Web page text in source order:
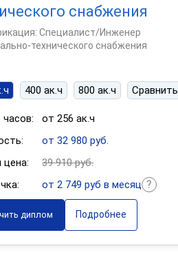
снабжения
Специалист/Инженер
технического снабжения
400 ак.ч 800 ак.ч Сравнить
от 256 ак.ч
от 32 980 руб.
цена:
39 910 руб.
от 2 749 руб в месяц
диплом Подробнее